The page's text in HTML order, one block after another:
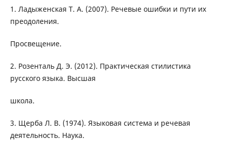
1. Ладыженская Т. А. (2007). Речевые ошибки и пути их
преодоления.
Просвещение.
2. Розенталь Д. Э. (2012). Практическая стилистика
русского языка. Высшая
школа.
3. Щерба Л. В. (1974). Языковая система и речевая
деятельность. Наука.